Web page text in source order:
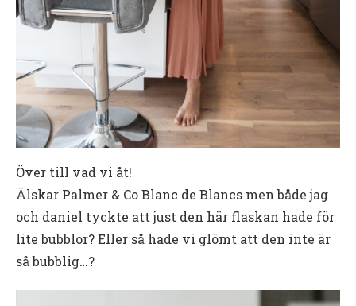
Över till vad vi åt!
Älskar Palmer & Co Blanc de Blancs men både jag
och daniel tyckte att just den här flaskan hade för
lite bubblor? Eller så hade vi glömt att den inte är
så bubblig…?